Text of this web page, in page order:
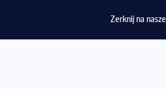
Zerknij na